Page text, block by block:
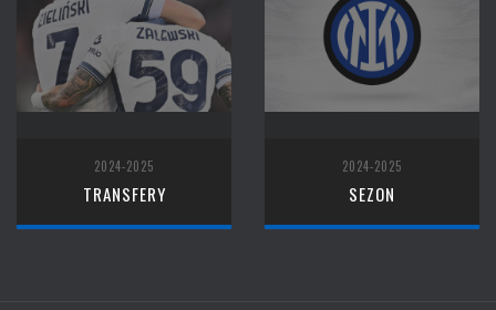
2024-2025
TRANSFERY
2024-2025
SEZON